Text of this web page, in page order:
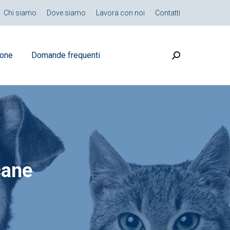
Chi siamo Dove siamo Lavora con noi Contatti
Domande frequenti Search: